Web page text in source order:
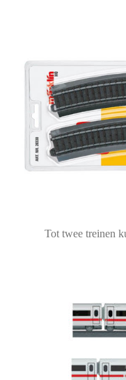
Tot twee treinen